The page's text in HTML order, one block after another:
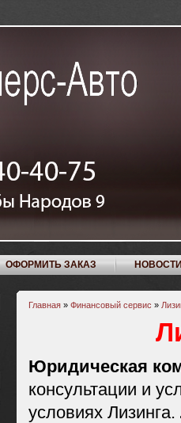
ОФОРМИТЬ ЗАКАЗ
Главная » Финансовый сервис »
Юридическая
консультации и
условиях Лизинга.